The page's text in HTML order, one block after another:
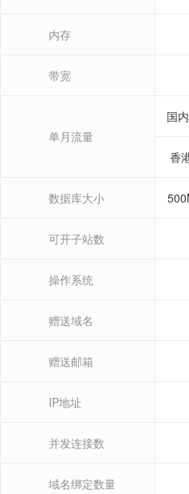
内存
带宽
单月流量
国
香
数据库大小
可开子站数
操作系统
赠送域名
赠送邮箱
IP地址
并发连接数
域名绑定数量